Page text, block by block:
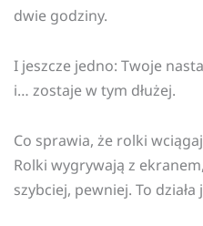
dwie godziny.
I jeszcze jedno: Twoje
i… zostaje w tym dłużej.
Co sprawia, że rolki
Rolki wygrywają z
szybciej, pewniej. To